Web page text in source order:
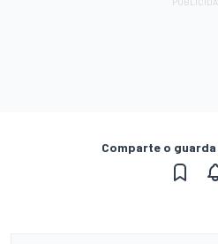
Comparte o